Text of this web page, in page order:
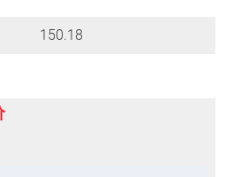
150.18